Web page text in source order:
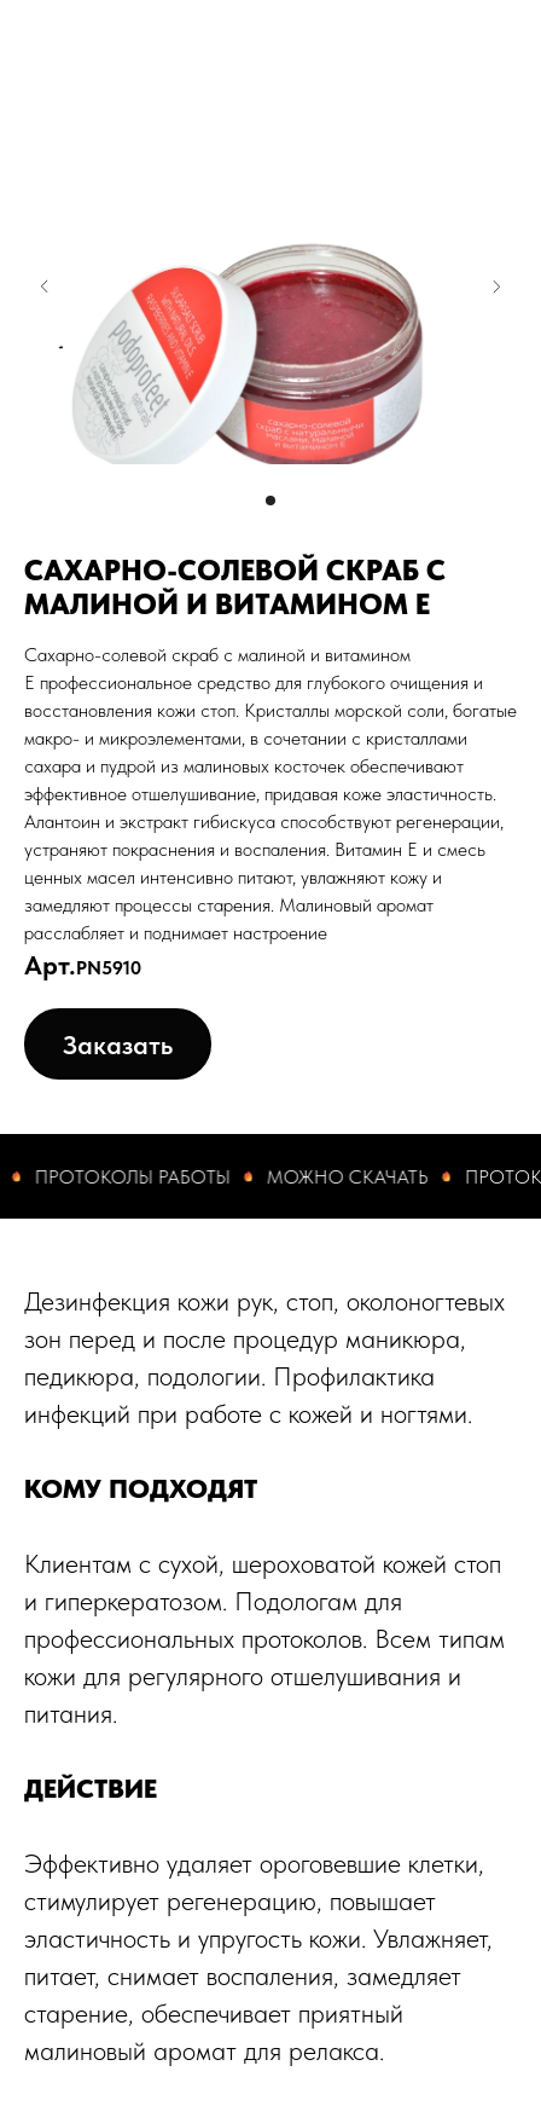
САХАРНО-СОЛЕВОЙ СКРАБ С
МАЛИНОЙ И ВИТАМИНОМ Е
Сахарно-солевой скраб с малиной и витамином
Е профессиональное средство для глубокого очищения и
восстановления кожи стоп. Кристаллы морской соли, богатые
макро- и микроэлементами, в сочетании с кристаллами
сахара и пудрой из малиновых косточек обеспечивают
эффективное отшелушивание, придавая коже эластичность.
Алантоин и экстракт гибискуса способствуют регенерации,
устраняют покраснения и воспаления. Витамин Е и смесь
ценных масел интенсивно питают, увлажняют кожу и
замедляют процессы старения. Малиновый аромат
расслабляет и поднимает настроение
Арт.PN5910
Заказать
ПРОТОКОЛЫ РАБОТЫ МОЖНО СКАЧАТЬ
Дезинфекция кожи рук, стоп, околоногтевых
зон перед и после процедур маникюра,
педикюра, подологии. Профилактика
инфекций при работе с кожей и ногтями.​
КОМУ ПОДХОДЯТ
Клиентам с сухой, шероховатой кожей стоп
и гиперкератозом. Подологам для
профессиональных протоколов. Всем типам
кожи для регулярного отшелушивания и
питания.
ДЕЙСТВИЕ
Эффективно удаляет ороговевшие клетки,
стимулирует регенерацию, повышает
эластичность и упругость кожи. Увлажняет,
питает, снимает воспаления, замедляет
старение, обеспечивает приятный
малиновый аромат для релакса.